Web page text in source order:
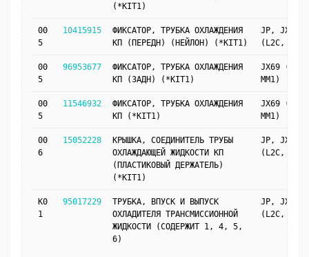
(*KIT1)
00
5
10415915
ФИКСАТОР, ТРУБКА ОХЛАЖДЕНИЯ
КП (ПЕРЕДН) (НЕЙЛОН) (*KIT1)
JP, JX69
(L2C, MM1)
00
5
96953677
ФИКСАТОР, ТРУБКА ОХЛАЖДЕНИЯ
КП (ЗАДН) (*KIT1)
JX69 (L2C,
MM1)
00
5
11546932
ФИКСАТОР, ТРУБКА ОХЛАЖДЕНИЯ
КП (*KIT1)
JX69 (L2C,
MM1)
00
6
15052228
КРЫШКА, СОЕДИНИТЕЛЬ ТРУБЫ
ОХЛАЖДАЮЩЕЙ ЖИДКОСТИ КП
(ПЛАСТИКОВЫЙ ДЕРЖАТЕЛЬ)
(*KIT1)
JP, JX69
(L2C, MM1)
K0
1
95017229
ТРУБКА, ВПУСК И ВЫПУСК
ОХЛАДИТЕЛЯ ТРАНСМИССИОННОЙ
ЖИДКОСТИ (СОДЕРЖИТ 1, 4, 5,
6)
JP, JX69
(L2C, MM1)